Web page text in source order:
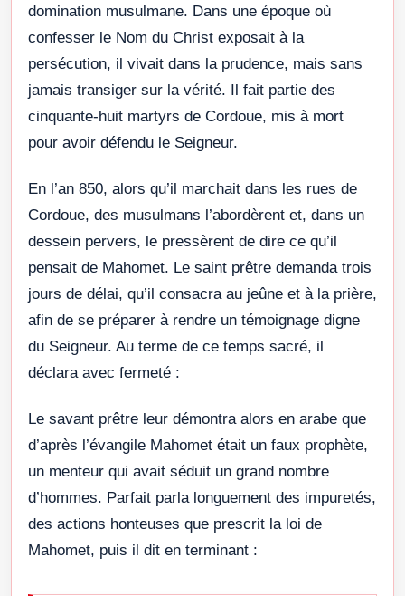
domination musulmane. Dans une époque où
confesser le Nom du Christ exposait à la
persécution, il vivait dans la prudence, mais sans
jamais transiger sur la vérité. Il fait partie des
cinquante-huit martyrs de Cordoue, mis à mort
pour avoir défendu le Seigneur.
En l’an 850, alors qu’il marchait dans les rues de
Cordoue, des musulmans l’abordèrent et, dans un
dessein pervers, le pressèrent de dire ce qu’il
pensait de Mahomet. Le saint prêtre demanda trois
jours de délai, qu’il consacra au jeûne et à la prière,
afin de se préparer à rendre un témoignage digne
du Seigneur. Au terme de ce temps sacré, il
déclara avec fermeté :
Le savant prêtre leur démontra alors en arabe que
d’après l’évangile Mahomet était un faux prophète,
un menteur qui avait séduit un grand nombre
d’hommes. Parfait parla longuement des impuretés,
des actions honteuses que prescrit la loi de
Mahomet, puis il dit en terminant :